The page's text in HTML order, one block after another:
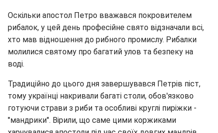
Оскільки апостол Петро вважався покровителем
рибалок, у цей день професійне свято відзначали всі,
хто мав відношення до рибного промислу. Рибалки
молилися святому про багатий улов та безпеку на
воді.
Традиційно до цього дня завершувався Петрів піст,
тому українці накривали багаті столи, обов'язково
готуючи страви з риби та особливі круглі пиріжки -
"мандрики". Вірили, що саме цими коржиками